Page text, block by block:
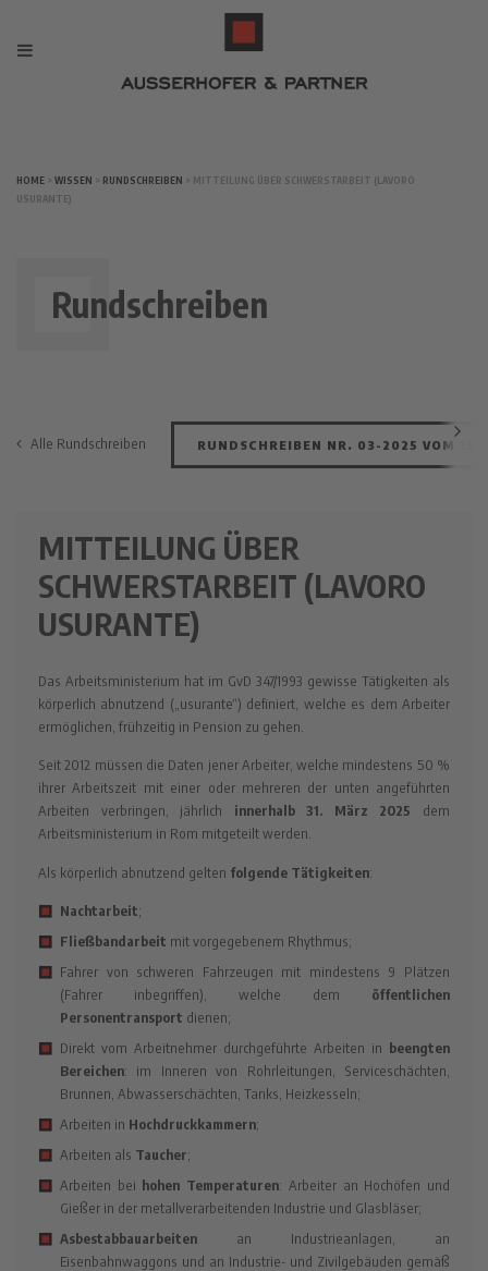
HOME > WISSEN > RUNDSCHREIBEN > MITTEILUNG ÜBER SCHWERSTARBEIT (LAVORO
USURANTE)
Rundschreiben
Alle Rundschreiben RUNDSCHREIBEN NR. 03-2025 VOM
MITTEILUNG ÜBER
SCHWERSTARBEIT (LAVORO
USURANTE)
Das Arbeitsministerium hat im GvD 347/1993 gewisse Tätigkeiten als
körperlich abnutzend („usurante“) definiert, welche es dem Arbeiter
ermöglichen, frühzeitig in Pension zu gehen.
Seit 2012 müssen die Daten jener Arbeiter, welche mindestens 50 %
ihrer Arbeitszeit mit einer oder mehreren der unten angeführten
Arbeiten verbringen, jährlich innerhalb 31. März 2025 dem
Arbeitsministerium in Rom mitgeteilt werden.
Als körperlich abnutzend gelten folgende Tätigkeiten:
Nachtarbeit;
Fließbandarbeit mit vorgegebenem Rhythmus;
Fahrer von schweren Fahrzeugen mit mindestens 9 Plätzen
(Fahrer inbegriffen), welche dem öffentlichen
Personentransport dienen;
Direkt vom Arbeitnehmer durchgeführte Arbeiten in beengten
Bereichen: im Inneren von Rohrleitungen, Serviceschächten,
Brunnen, Abwasserschächten, Tanks, Heizkesseln;
Arbeiten in Hochdruckkammern;
Arbeiten als Taucher;
Arbeiten bei hohen Temperaturen: Arbeiter an Hochöfen und
Gießer in der metallverarbeitenden Industrie und Glasbläser;
Asbestabbauarbeiten an Industrieanlagen, an
Eisenbahnwaggons und an Industrie- und Zivilgebäuden gemäß